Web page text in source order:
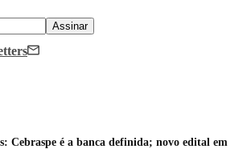
Assinar
Cebraspe é a banca definida; novo edital em